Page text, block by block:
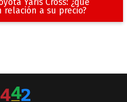
Yaris Cross: ¿qué
relación a su precio?